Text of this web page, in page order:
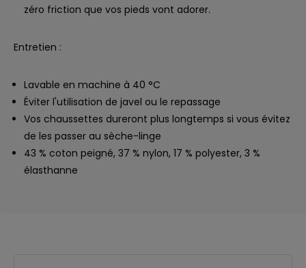
zéro friction que vos pieds vont adorer.
Entretien :
Lavable en machine à 40 °C
Éviter l'utilisation de javel ou le repassage
Vos chaussettes dureront plus longtemps si vous évitez
de les passer au sèche-linge
43 % coton peigné, 37 % nylon, 17 % polyester, 3 %
élasthanne